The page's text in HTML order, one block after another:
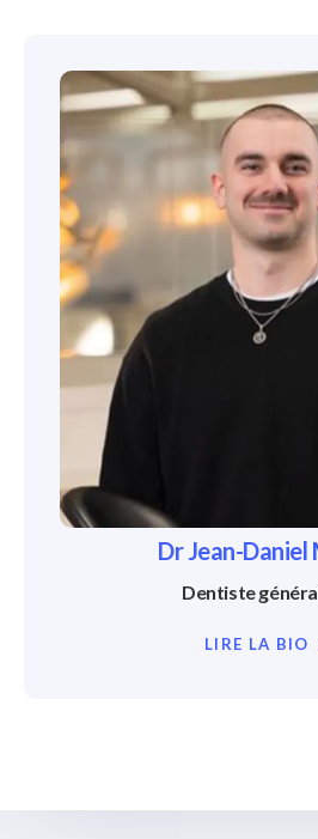
Dr Jean-Daniel
Dentiste
LIRE LA BIO